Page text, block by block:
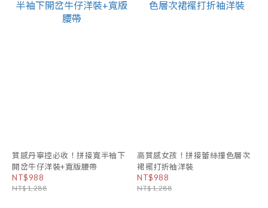
質感丹寧控必收！拼接寬半袖下
開岔牛仔洋裝+寬版腰帶
NT$988
NT$1,288
高質感女孩！拼接蕾絲撞色層次
裙襬打折袖洋裝
NT$988
NT$1,288